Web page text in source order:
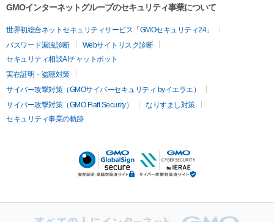
GMOインターネットグループのセキュリティ事業について
世界初総合ネットセキュリティサービス「GMOセキュリティ24」
パスワード漏洩診断
Webサイトリスク診断
セキュリティ相談AIチャットボット
実在証明・盗聴対策
サイバー攻撃対策（GMOサイバーセキュリティ byイエラエ）
サイバー攻撃対策（GMO Flatt Security）
なりすまし対策
セキュリティ事業の軌跡